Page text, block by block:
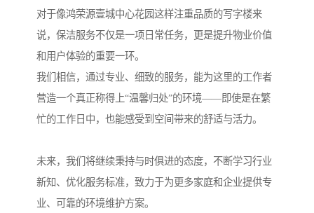
对于像鸿荣源壹城中心花园这样注重品质的写字楼来
说，保洁服务不仅是一项日常任务，更是提升物业价值
和用户体验的重要一环。
我们相信，通过专业、细致的服务，能为这里的工作者
营造一个真正称得上“温馨归处”的环境——即使是在繁
忙的工作日中，也能感受到空间带来的舒适与活力。
未来，我们将继续秉持与时俱进的态度，不断学习行业
新知、优化服务标准，致力于为更多家庭和企业提供专
业、可靠的环境维护方案。